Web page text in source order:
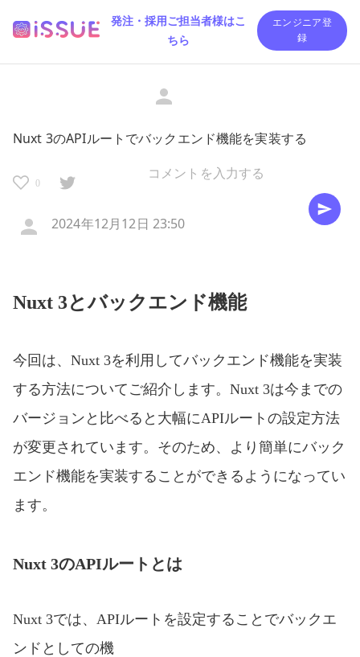
発注・採用ご担当者様はこ
ちら
エンジニア登
録
Nuxt 3のAPIルートでバックエンド機能を実装する
0
2024年12月12日 23:50
Nuxt 3とバックエンド機能
今回は、Nuxt 3を利用してバックエンド機能を実装
する方法についてご紹介します。Nuxt 3は今までの
バージョンと比べると大幅にAPIルートの設定方法
が変更されています。そのため、より簡単にバック
エンド機能を実装することができるようになってい
ます。
Nuxt 3のAPIルートとは
Nuxt 3では、APIルートを設定することでバックエ
ンドとしての機